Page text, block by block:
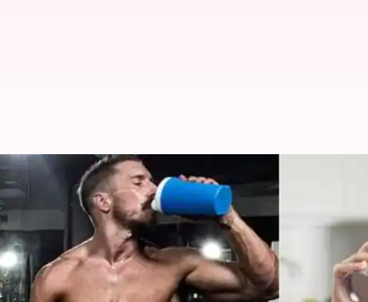
चॉकलेट मिल्क या प्रोटीन शेक,
Feb 21, 2020 02:39 pm
क्या है खबर?
यह तो सभी जानते हैं कि वर्कआउट के बाद आहार कितना